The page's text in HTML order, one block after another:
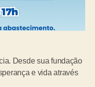
Desde sua fundação
e vida através